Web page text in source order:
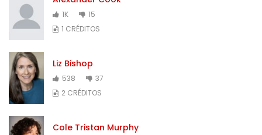
1K
15
1 CRÉDITOS
Liz Bishop
538
37
2 CRÉDITOS
Cole Tristan Murphy